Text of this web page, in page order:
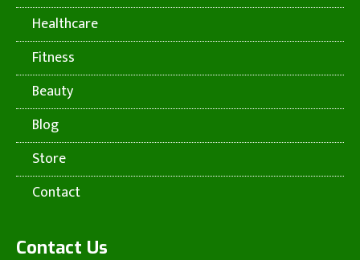
Healthcare
Fitness
Beauty
Blog
Store
Contact
Contact Us